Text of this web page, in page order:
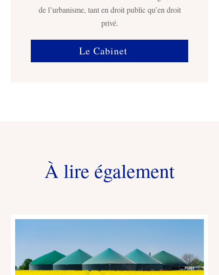
de l’urbanisme, tant en droit public qu’en droit
privé.
Le Cabinet
À lire également